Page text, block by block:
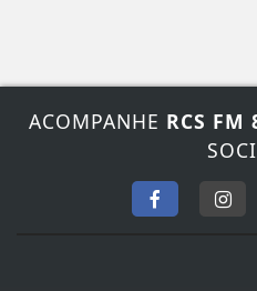
ACOMPANHE RCS FM